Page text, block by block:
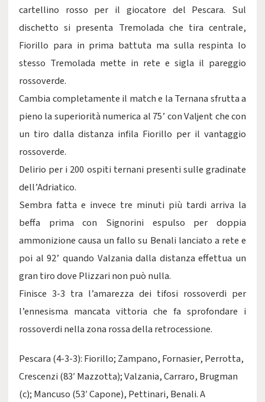
cartellino rosso per il giocatore del Pescara. Sul
dischetto si presenta Tremolada che tira centrale,
Fiorillo para in prima battuta ma sulla respinta lo
stesso Tremolada mette in rete e sigla il pareggio
rossoverde.
Cambia completamente il match e la Ternana sfrutta a
pieno la superiorità numerica al 75’ con Valjent che con
un tiro dalla distanza infila Fiorillo per il vantaggio
rossoverde.
Delirio per i 200 ospiti ternani presenti sulle gradinate
dell’Adriatico.
Sembra fatta e invece tre minuti più tardi arriva la
beffa prima con Signorini espulso per doppia
ammonizione causa un fallo su Benali lanciato a rete e
poi al 92’ quando Valzania dalla distanza effettua un
gran tiro dove Plizzari non può nulla.
Finisce 3-3 tra l’amarezza dei tifosi rossoverdi per
l’ennesisma mancata vittoria che fa sprofondare i
rossoverdi nella zona rossa della retrocessione.
Pescara (4-3-3): Fiorillo; Zampano, Fornasier, Perrotta,
Crescenzi (83′ Mazzotta); Valzania, Carraro, Brugman
(c); Mancuso (53′ Capone), Pettinari, Benali. A